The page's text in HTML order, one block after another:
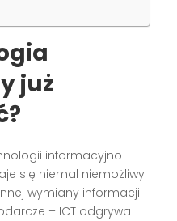
już
informacyjno-
się niemal niemożliwy
wymiany informacji
– ICT odgrywa